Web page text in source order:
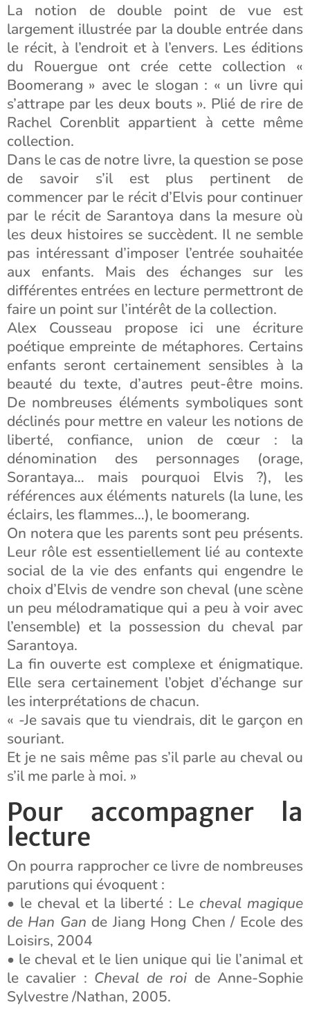
La notion de double point de vue est
largement illustrée par la double entrée dans
le récit, à l’endroit et à l’envers. Les éditions
du Rouergue ont crée cette collection «
Boomerang » avec le slogan : « un livre qui
s’attrape par les deux bouts ». Plié de rire de
Rachel Corenblit appartient à cette même
collection.
Dans le cas de notre livre, la question se pose
de savoir s’il est plus pertinent de
commencer par le récit d’Elvis pour continuer
par le récit de Sarantoya dans la mesure où
les deux histoires se succèdent. Il ne semble
pas intéressant d’imposer l’entrée souhaitée
aux enfants. Mais des échanges sur les
différentes entrées en lecture permettront de
faire un point sur l’intérêt de la collection.
Alex Cousseau propose ici une écriture
poétique empreinte de métaphores. Certains
enfants seront certainement sensibles à la
beauté du texte, d’autres peut-être moins.
De nombreuses éléments symboliques sont
déclinés pour mettre en valeur les notions de
liberté, confiance, union de cœur : la
dénomination des personnages (orage,
Sorantaya… mais pourquoi Elvis ?), les
références aux éléments naturels (la lune, les
éclairs, les flammes…), le boomerang.
On notera que les parents sont peu présents.
Leur rôle est essentiellement lié au contexte
social de la vie des enfants qui engendre le
choix d’Elvis de vendre son cheval (une scène
un peu mélodramatique qui a peu à voir avec
l’ensemble) et la possession du cheval par
Sarantoya.
La fin ouverte est complexe et énigmatique.
Elle sera certainement l’objet d’échange sur
les interprétations de chacun.
« -Je savais que tu viendrais, dit le garçon en
souriant.
Et je ne sais même pas s’il parle au cheval ou
s’il me parle à moi. »
Pour accompagner la
lecture
On pourra rapprocher ce livre de nombreuses
parutions qui évoquent :
• le cheval et la liberté : Le cheval magique
de Han Gan de Jiang Hong Chen / Ecole des
Loisirs, 2004
• le cheval et le lien unique qui lie l’animal et
le cavalier : Cheval de roi de Anne-Sophie
Sylvestre /Nathan, 2005.